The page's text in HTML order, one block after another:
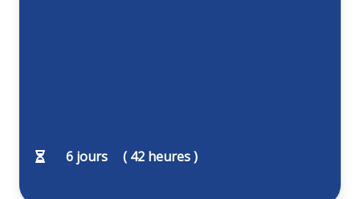
6jours ( 42heures )